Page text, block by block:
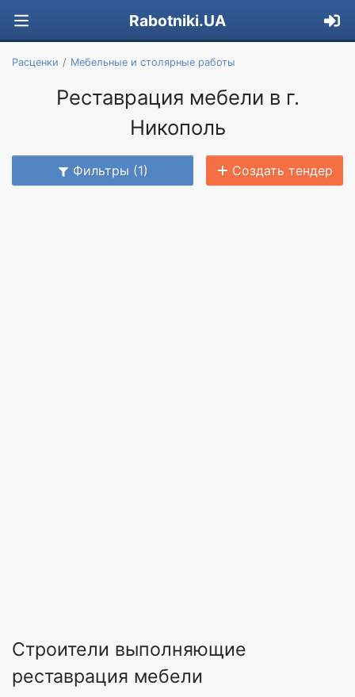
Rabotniki.UA
Расценки Мебельные и столярные работы
Реставрация мебели в г.
Никополь
Фильтры (1) Создать тендер
Строители выполняющие
реставрация мебели